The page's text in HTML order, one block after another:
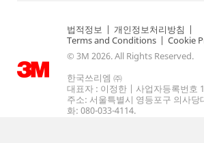
법적정보 | 개인정보처리방침 |
Terms and Conditions | Cookie
© 3M 2026. All Rights Reserved.
한국쓰리엠 ㈜
대표자 : 이정한 | 사업자등록번호
주소: 서울특별시 영등포구 의사당
화: 080-033-4114.